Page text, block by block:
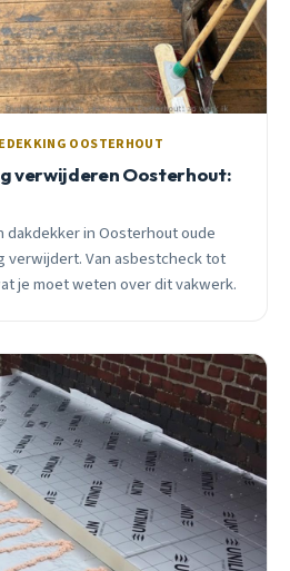
OOSTERHOUT
verwijderen Oosterhout:
in Oosterhout oude
verwijdert. Van asbestcheck tot
je moet weten over dit vakwerk.